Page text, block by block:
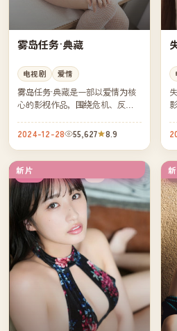
雾岛任务·典藏
电视剧 爱情
雾岛任务·典藏是一部以爱情为核
心的影视作品，围绕危机、反转
凑，值得推荐观看。
2024-12-28 55,627 8.9
新片
韩国